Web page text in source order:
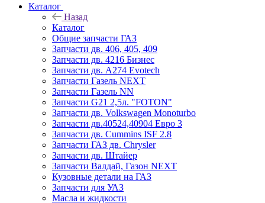
Каталог
Назад
Каталог
Общие запчасти ГАЗ
Запчасти дв. 406, 405, 409
Запчасти дв. 4216 Бизнес
Запчасти дв. A274 Evotech
Запчасти Газель NEXT
Запчасти Газель NN
Запчасти G21 2,5л. "FOTON"
Запчасти дв. Volkswagen Monoturbo
Запчасти дв.40524,40904 Евро 3
Запчасти дв. Cummins ISF 2.8
Запчасти ГАЗ дв. Chrysler
Запчасти дв. Штайер
Запчасти Валдай, Газон NEXT
Кузовные детали на ГАЗ
Запчасти для УАЗ
Масла и жидкости